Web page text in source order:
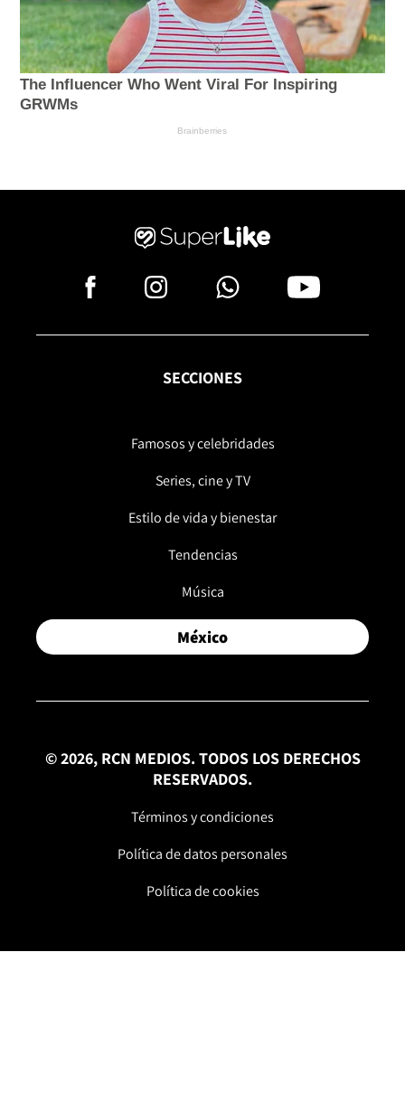
SECCIONES
Famosos y celebridades
Series, cine y TV
Estilo de vida y bienestar
Tendencias
Música
México
© 2026, RCN MEDIOS. TODOS LOS DERECHOS
RESERVADOS.
Términos y condiciones
Política de datos personales
Política de cookies